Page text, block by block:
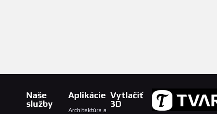
Naše
služby
Aplikácie
Architektúra a
Vytlačiť
3D